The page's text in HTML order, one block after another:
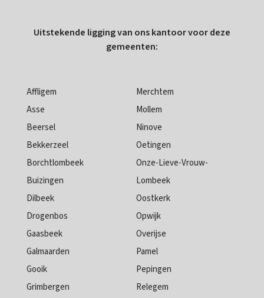
Uitstekende ligging van ons kantoor voor deze
gemeenten:
Affligem
Asse
Beersel
Bekkerzeel
Borchtlombeek
Buizingen
Dilbeek
Drogenbos
Gaasbeek
Galmaarden
Gooik
Grimbergen
Merchtem
Mollem
Ninove
Oetingen
Onze-Lieve-Vrouw-
Lombeek
Oostkerk
Opwijk
Overijse
Pamel
Pepingen
Relegem